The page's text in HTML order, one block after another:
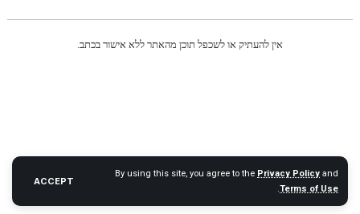
By using this site, you agree to the Privacy Policy and
Terms of Use
.
ACCEPT
אין להעתיק או לשכפל תוכן מהאתר ללא אישור בכתב.